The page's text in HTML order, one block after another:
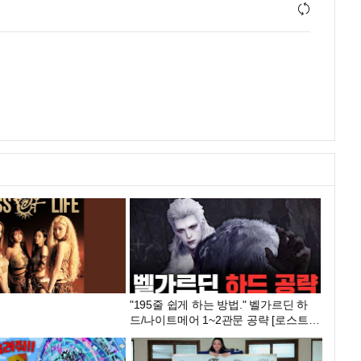
"195줄 쉽게 하는 방법." 벨가르딘 하
드/나이트메어 1~2관문 공략 [로스트아
크]